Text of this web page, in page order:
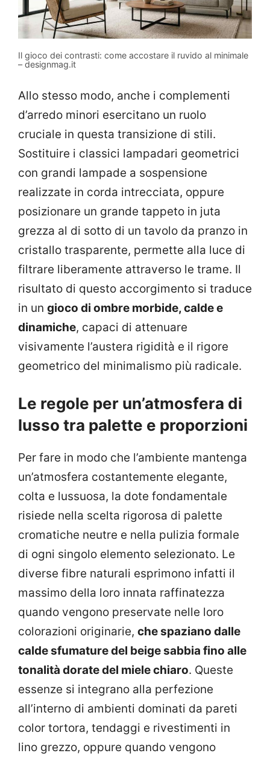
Il gioco dei contrasti: come accostare il ruvido al minimale
– designmag.it
Allo stesso modo, anche i complementi
d’arredo minori esercitano un ruolo
cruciale in questa transizione di stili.
Sostituire i classici lampadari geometrici
con grandi lampade a sospensione
realizzate in corda intrecciata, oppure
posizionare un grande tappeto in juta
grezza al di sotto di un tavolo da pranzo in
cristallo trasparente, permette alla luce di
filtrare liberamente attraverso le trame. Il
risultato di questo accorgimento si traduce
in un gioco di ombre morbide, calde e
dinamiche, capaci di attenuare
visivamente l’austera rigidità e il rigore
geometrico del minimalismo più radicale.
Le regole per un’atmosfera di
lusso tra palette e proporzioni
Per fare in modo che l’ambiente mantenga
un’atmosfera costantemente elegante,
colta e lussuosa, la dote fondamentale
risiede nella scelta rigorosa di palette
cromatiche neutre e nella pulizia formale
di ogni singolo elemento selezionato. Le
diverse fibre naturali esprimono infatti il
massimo della loro innata raffinatezza
quando vengono preservate nelle loro
colorazioni originarie, che spaziano dalle
calde sfumature del beige sabbia fino alle
tonalità dorate del miele chiaro. Queste
essenze si integrano alla perfezione
all’interno di ambienti dominati da pareti
color tortora, tendaggi e rivestimenti in
lino grezzo, oppure quando vengono